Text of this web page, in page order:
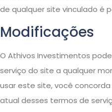
de qualquer site vinculado é
Modificações
O Athivos Investimentos
serviço do site a qualquer
usar este site, você
atual desses termos de